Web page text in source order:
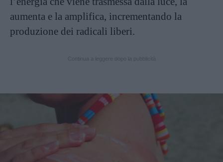
aumenta e la amplifica, incrementando la
produzione dei radicali liberi.